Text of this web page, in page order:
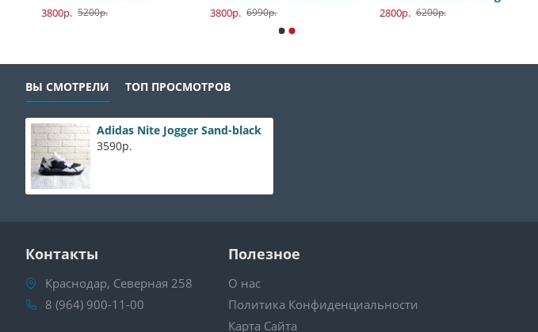
3800р. 5200р. 3800р. 6990р. 2800р. 6200р.
ВЫ СМОТРЕЛИ ТОП ПРОСМОТРОВ
Adidas Nite Jogger Sand-black
3590р.
Контакты
Краснодар, Северная 258
8 (964) 900-11-00
Полезное
О нас
Политика Конфиденциальности
Карта Сайта